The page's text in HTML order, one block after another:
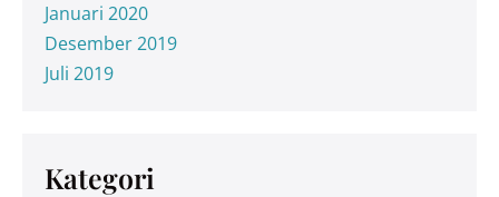
Januari 2020
Desember 2019
Juli 2019
Kategori